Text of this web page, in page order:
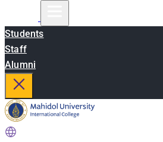
Students
Staff
Alumni